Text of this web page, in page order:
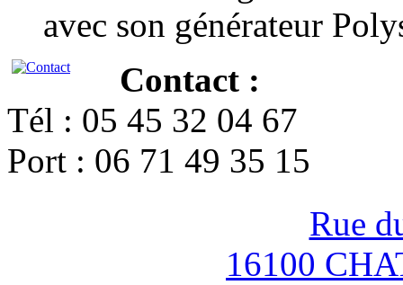
avec son générateur
Contact :
Tél : 05 45 32 04 67
Port : 06 71 49 35 15
Rue
16100